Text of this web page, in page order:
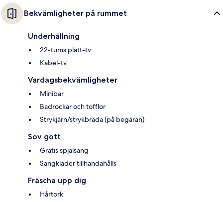
Bekvämligheter på rummet
Underhållning
22-tums platt-tv
Kabel-tv
Vardagsbekvämligheter
Minibar
Badrockar och tofflor
Strykjärn/strykbräda (på begäran)
Sov gott
Gratis spjälsäng
Sängkläder tillhandahålls
Fräscha upp dig
Hårtork